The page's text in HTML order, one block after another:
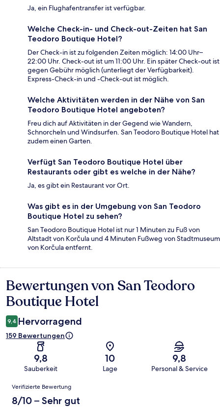
Ja, ein Flughafentransfer ist verfügbar.
Welche Check-in- und Check-out-Zeiten hat San
Teodoro Boutique Hotel?
Der Check-in ist zu folgenden Zeiten möglich: 14:00 Uhr–
22:00 Uhr. Check-out ist um 11:00 Uhr. Ein später Check-out ist
gegen Gebühr möglich (unterliegt der Verfügbarkeit).
Express-Check-in und -Check-out ist möglich.
Welche Aktivitäten werden in der Nähe von San
Teodoro Boutique Hotel angeboten?
Freu dich auf Aktivitäten in der Gegend wie Wandern,
Schnorcheln und Windsurfen. San Teodoro Boutique Hotel hat
zudem einen Garten.
Verfügt San Teodoro Boutique Hotel über
Restaurants oder gibt es welche in der Nähe?
Ja, es gibt ein Restaurant vor Ort.
Was gibt es in der Umgebung von San Teodoro
Boutique Hotel zu sehen?
San Teodoro Boutique Hotel ist nur 1 Minuten zu Fuß von
Altstadt von Korčula und 4 Minuten Fußweg von Stadtmuseum
von Korčula entfernt.
Bewertungen
Bewertungen von San Teodoro
Boutique Hotel
9,4 Hervorragend
159 Bewertungen
9,8
Sauberkeit
10
Lage
9,8
Personal & Service
Bewertungen
Verifizierte Bewertung
8/10 – Sehr gut